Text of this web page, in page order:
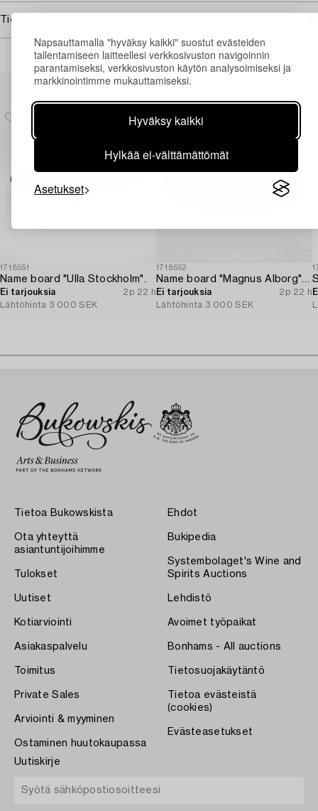
Napsauttamalla "hyväksy kaikki" suostut evästeiden
tallentamiseen laitteellesi verkkosivuston navigoinnin
parantamiseksi, verkkosivuston käytön analysoimiseksi ja
markkinointimme mukauttamiseksi.
Hyväksy kaikki
Hylkää ei-välttämättömät
Asetukset
Tietoa ostamisesta
Muiden katsomia kohteita
1718551
Name board "Ulla Stockholm".
Ei tarjouksia
2p 22 h
Lähtöhinta 3 000 SEK
1718552
Name board "Magnus Alborg" / "Veritas XXII (Köbenhavn" Copenhan).
Ei tarjouksia
2p 22 h
Lähtöhinta 3 000 SEK
Tietoa Bukowskista
Ota yhteyttä
asiantuntijoihimme
Tulokset
Uutiset
Kotiarviointi
Asiakaspalvelu
Toimitus
Private Sales
Arviointi & myyminen
Ostaminen huutokaupassa
Ehdot
Bukipedia
Systembolaget's Wine and
Spirits Auctions
Lehdistö
Avoimet työpaikat
Bonhams - All auctions
Tietosuojakäytäntö
Tietoa evästeistä
(cookies)
Evästeasetukset
Uutiskirje